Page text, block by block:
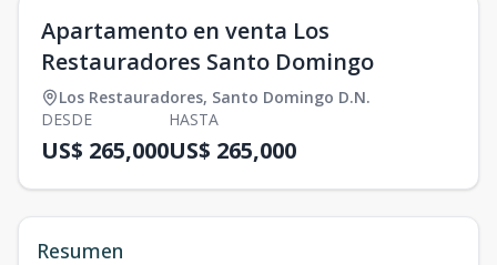
Apartamento en venta Los
Restauradores Santo Domingo
Los Restauradores, Santo Domingo D.N.
DESDE
US$ 265,000
HASTA
US$ 265,000
Resumen